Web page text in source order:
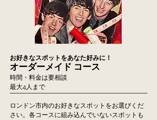
オーダーメイド コース
お好きなスポットをあなた好みに！
時間・料金は要相談
最大4人まで
​ロンドン市内のお好きなスポットをお選びくだ
さい。各コースに組み込んでいないスポットも